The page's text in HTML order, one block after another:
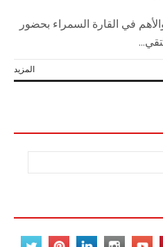
في القارة السمراء بحضور
المزيد